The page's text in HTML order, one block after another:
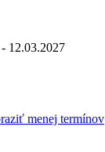
12.03.2027
menej termínov